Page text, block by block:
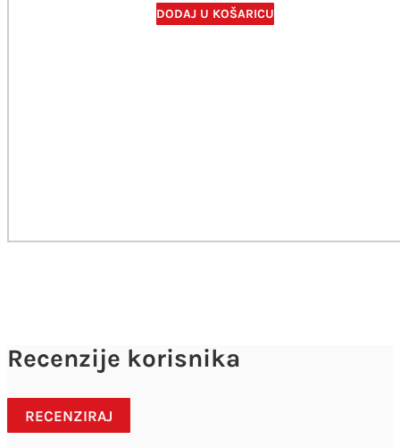
DODAJ U KOŠARICU
Recenzije korisnika
RECENZIRAJ